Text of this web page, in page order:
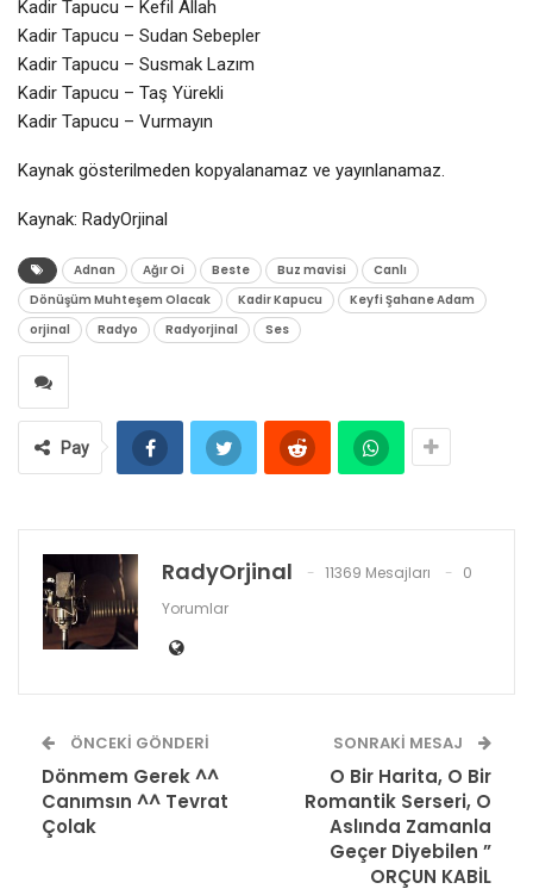
Kadir Tapucu – Kefil Allah
Kadir Tapucu – Sudan Sebepler
Kadir Tapucu – Susmak Lazım
Kadir Tapucu – Taş Yürekli
Kadir Tapucu – Vurmayın
Kaynak gösterilmeden kopyalanamaz ve yayınlanamaz.
Kaynak: RadyOrjinal
Adnan Ağır Oi Beste Buz mavisi
Canlı
Dönüşüm Muhteşem Olacak
Kadir Kapucu
Keyfi Şahane Adam
orjinal
Radyo Radyorjinal Ses
Pay
RadyOrjinal 11369 Mesajları
0
Yorumlar
ÖNCEKI GÖNDERI
Dönmem Gerek ^^
Canımsın ^^ Tevrat
Çolak
SONRAKI MESAJ
O Bir Harita, O Bir
Romantik Serseri, O
Aslında Zamanla
Geçer Diyebilen ”
ORÇUN KABİL